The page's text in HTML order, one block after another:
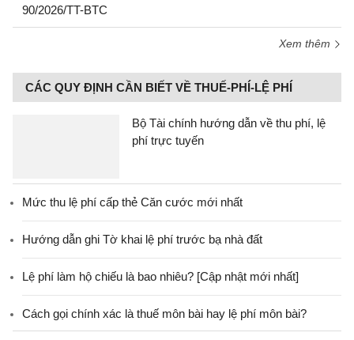
90/2026/TT-BTC
Xem thêm
CÁC QUY ĐỊNH CẦN BIẾT VỀ THUẾ-PHÍ-LỆ PHÍ
Bộ Tài chính hướng dẫn về thu phí, lệ
phí trực tuyến
Mức thu lệ phí cấp thẻ Căn cước mới nhất
Hướng dẫn ghi Tờ khai lệ phí trước bạ nhà đất
Lệ phí làm hộ chiếu là bao nhiêu? [Cập nhật mới nhất]
Cách gọi chính xác là thuế môn bài hay lệ phí môn bài?